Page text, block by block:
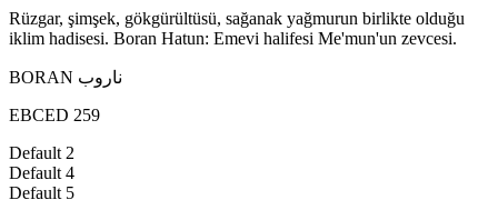
Rüzgar, şimşek, gökgürültüsü, sağanak yağmurun birlikte olduğu
iklim hadisesi. Boran Hatun: Emevi halifesi Me'mun'un zevcesi.
BORAN ناروب
EBCED 259
Default 2
Default 4
Default 5